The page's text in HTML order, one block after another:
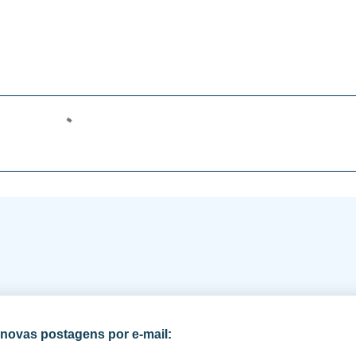
postagens por e-mail: